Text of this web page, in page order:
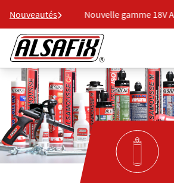
Nouveautés
ALSAFIX Nouvelle gamme 18V